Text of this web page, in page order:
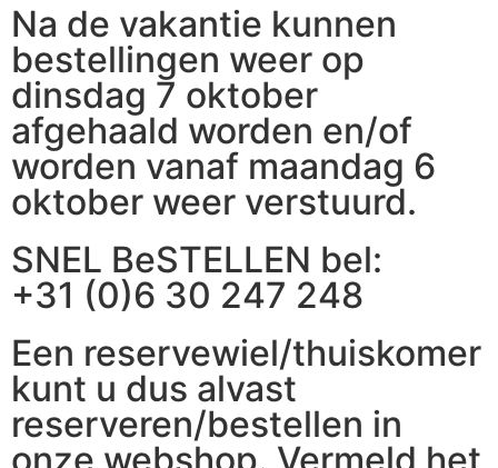
Na de vakantie kunnen
bestellingen weer op
dinsdag 7 oktober
afgehaald worden en/of
worden vanaf maandag 6
oktober weer verstuurd.
SNEL BeSTELLEN bel:
+31 (0)6 30 247 248
Een reservewiel/thuiskomer
kunt u dus alvast
reserveren/bestellen in